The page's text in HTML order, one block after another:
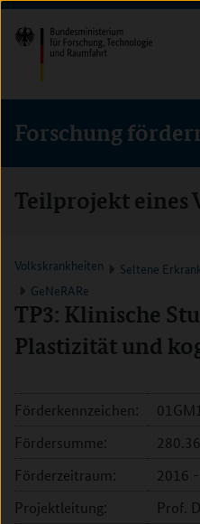
Direkt
zum
Inhalt
(Eingabetaste)
Direkt
zum
Hauptmenu
(Eingabetaste)
Direkt
zur
Suche
(Eingabetaste)
Forschung
Teilprojekt eines
Volkskrankheiten
Seltene
GeNeRARe
TP3: Klinische
Plastizität und
Förderkennzeichen:
Fördersumme:
Förderzeitraum:
2016
Projektleitung:
Prof.